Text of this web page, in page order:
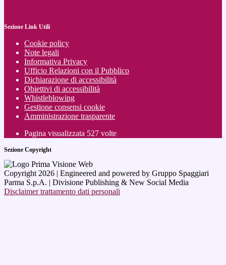
Sezione Link Utili
Cookie policy
Note legali
Informativa Privacy
Ufficio Relazioni con il Pubblico
Dichiarazione di accessibilità
Obiettivi di accessibilità
Whistleblowing
Gestione consensi cookie
Amministrazione trasparente
Pagina visualizzata 527 volte
Sezione Copyright
Copyright 2026 | Engineered and powered by Gruppo Spaggiari
Parma S.p.A. | Divisione Publishing & New Social Media
Disclaimer trattamento dati personali